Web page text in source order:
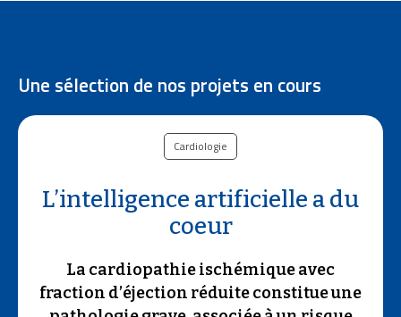
Une sélection de nos projets en cours
Cardiologie
L’intelligence artificielle a du
coeur
La cardiopathie ischémique avec
fraction d’éjection réduite constitue une